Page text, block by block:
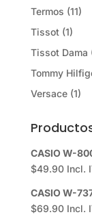
Termos (11)
Tissot (1)
Tissot Dama
Tommy
Versace (1)
CASIO W-
$49.90 Incl.
CASIO W-
$69.90 Incl.